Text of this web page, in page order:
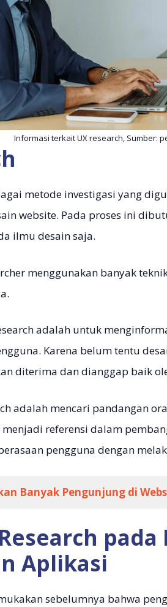
Informasi terkait UX research, Sumber:
metode investigasi yang
website. Pada proses ini
ilmu desain saja.
menggunakan banyak
adalah untuk
Karena belum tentu
diterima dan dianggap baik
adalah mencari pandangan
referensi dalam
pengguna dengan
Banyak Pengunjung di
Aplikasi
sebelumnya bahwa